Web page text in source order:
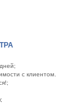
с клиентом.